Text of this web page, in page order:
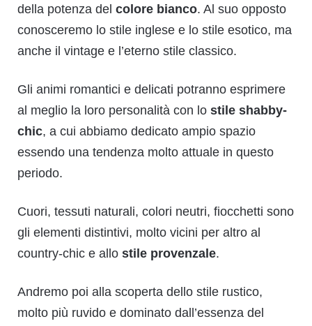
della potenza del colore bianco. Al suo opposto
conosceremo lo stile inglese e lo stile esotico, ma
anche il vintage e l’eterno stile classico.
Gli animi romantici e delicati potranno esprimere
al meglio la loro personalità con lo stile shabby-
chic, a cui abbiamo dedicato ampio spazio
essendo una tendenza molto attuale in questo
periodo.
Cuori, tessuti naturali, colori neutri, fiocchetti sono
gli elementi distintivi, molto vicini per altro al
country-chic e allo stile provenzale.
Andremo poi alla scoperta dello stile rustico,
molto più ruvido e dominato dall’essenza del